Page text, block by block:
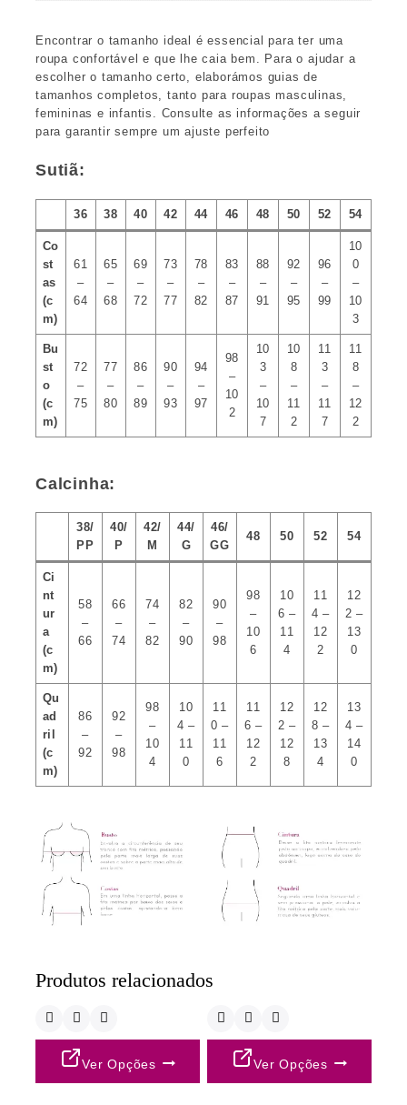
Encontrar o tamanho ideal é essencial para ter uma
roupa confortável e que lhe caia bem. Para o ajudar a
escolher o tamanho certo, elaborámos guias de
tamanhos completos, tanto para roupas masculinas,
femininas e infantis. Consulte as informações a seguir
para garantir sempre um ajuste perfeito
Sutiã:
36 38 40 42 44 46 48 50 52 54
Co
st
as
(c
m)
61
–
64
65
–
68
69
–
72
73
–
77
78
–
82
83
–
87
88
–
91
92
–
95
96
–
99
10
0
–
10
3
Bu
st
o
(c
m)
72
–
75
77
–
80
86
–
89
90
–
93
94
–
97
98
–
10
2
10
3
–
10
7
10
8
–
11
2
11
3
–
11
7
11
8
–
12
2
Calcinha:
38/
PP
40/
P
42/
M
44/
G
46/
GG
48 50 52 54
Ci
nt
ur
a
(c
m)
58
–
66
66
–
74
74
–
82
82
–
90
90
–
98
98
–
10
6
10
6 –
11
4
11
4 –
12
2
12
2 –
13
0
Qu
ad
ril
(c
m)
86
–
92
92
–
98
98
–
10
4
10
4 –
11
0
11
0 –
11
6
11
6 –
12
2
12
2 –
12
8
12
8 –
13
4
13
4 –
14
0
Produtos relacionados
Ver Opções Ver Opções